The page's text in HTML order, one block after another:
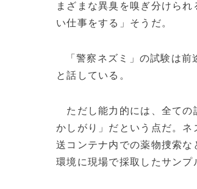
まざまな異臭を嗅ぎ分けら
い仕事をする」そうだ。
「警察ネズミ」の試験は前
と話している。
ただし能力的には、全ての
かしがり」だという点だ。
送コンテナ内での薬物捜索
環境に現場で採取したサンプ